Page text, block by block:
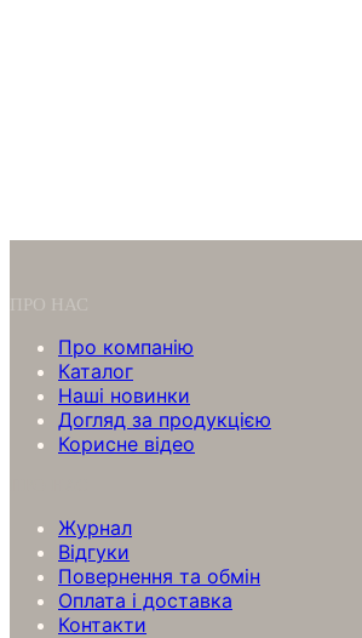
ПРО НАС
Про компанію
Каталог
Нашi новинки
Догляд за продукцією
Корисне відео
Журнал
Відгуки
Повернення та обмін
Оплата і доставка
Контакти